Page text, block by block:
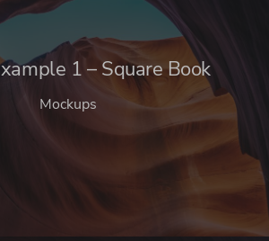
1 – Square Book
Mockups